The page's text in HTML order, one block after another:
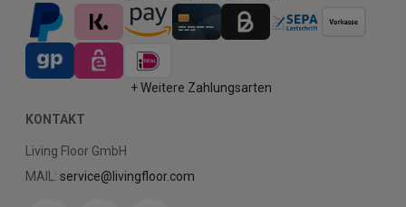
+ Weitere Zahlungsarten
KONTAKT
Living Floor GmbH
MAIL: service@livingfloor.com